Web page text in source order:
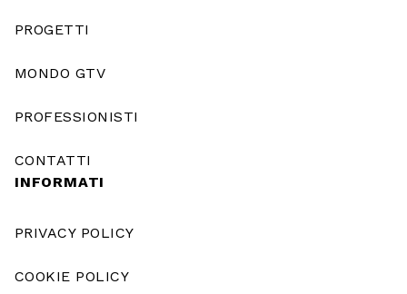
PROGETTI
MONDO GTV
PROFESSIONISTI
CONTATTI
INFORMATI
PRIVACY POLICY
COOKIE POLICY